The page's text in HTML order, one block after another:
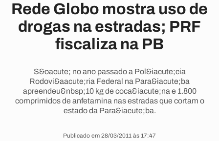
Rede Globo mostra uso de
drogas na estradas; PRF
fiscaliza na PB
S&oacute; no ano passado a Pol&iacute;cia
Rodovi&aacute;ria Federal na Para&iacute;ba
apreendeu&nbsp;10 kg de coca&iacute;na e 1.800
comprimidos de anfetamina nas estradas que cortam o
estado da Para&iacute;ba.
Publicado em 28/03/2011 às 17:47